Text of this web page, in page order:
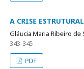
A CRISE
Gláucia Maria Ribeiro de
343-345
PDF